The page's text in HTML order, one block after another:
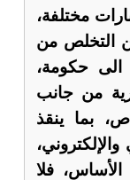
مختلفة،
من التخلص من
حكومة،
من جانب
بما ينقذ
فلا